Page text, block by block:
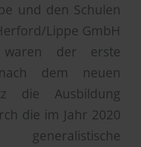
und den Schulen
Lippe GmbH
der erste
dem neuen
die Ausbildung
die im Jahr 2020